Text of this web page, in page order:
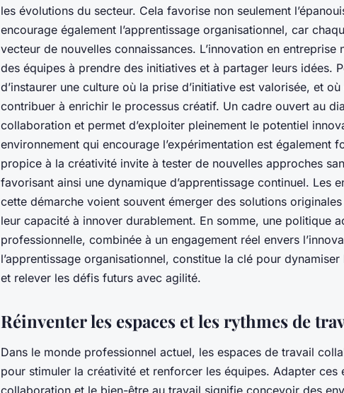
les évolutions du secteur. Cela favorise non seulement
encourage également l’apprentissage organisationnel, car
vecteur de nouvelles connaissances. L’innovation en
des équipes à prendre des initiatives et à partager leurs idées.
d’instaurer une culture où la prise d’initiative est valorisée, et
contribuer à enrichir le processus créatif. Un cadre ouvert au
collaboration et permet d’exploiter pleinement le potentiel
environnement qui encourage l’expérimentation est également
propice à la créativité invite à tester de nouvelles approches
favorisant ainsi une dynamique d’apprentissage continuel. Les
cette démarche voient souvent émerger des solutions
leur capacité à innover durablement. En somme, une politique
professionnelle, combinée à un engagement réel envers
l’apprentissage organisationnel, constitue la clé pour
et relever les défis futurs avec agilité.
Réinventer les espaces et les rythmes de
Dans le monde professionnel actuel, les espaces de travail
pour stimuler la créativité et renforcer les équipes. Adapter ces